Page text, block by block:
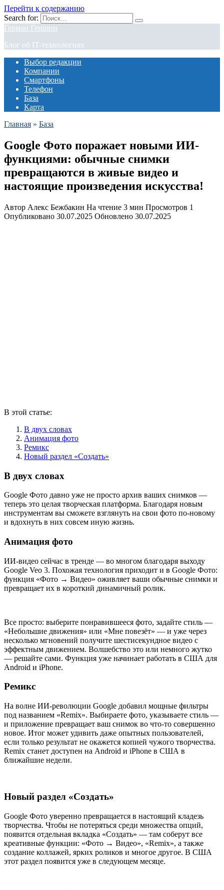
Перейти к содержанию
Search for:
Герман Геншин
Блог об IT-технологиях
Выбор редакции
Компании
Смартфоны
Телефон
База
Карта
Главная » База
Google Фото поражает новыми ИИ-
функциями: обычные снимки
превращаются в живые видео и
настоящие произведения искусства!
Автор Алекс Бежбакин На чтение 3 мин Просмотров 1
Опубликовано 30.07.2025 Обновлено 30.07.2025
В этой статье:
В двух словах
Анимация фото
Ремикс
Новый раздел «Создать»
В двух словах
Google Фото давно уже не просто архив ваших снимков —
теперь это целая творческая платформа. Благодаря новым
инструментам вы сможете взглянуть на свои фото по-новому
и вдохнуть в них совсем иную жизнь.
Анимация фото
ИИ-видео сейчас в тренде — во многом благодаря выходу
Google Veo 3. Похожая технология приходит и в Google Фото:
функция «Фото → Видео» оживляет ваши обычные снимки и
превращает их в короткий динамичный ролик.
Все просто: выберите понравившееся фото, задайте стиль —
«Небольшие движения» или «Мне повезёт» — и уже через
несколько мгновений получите шестисекундное видео с
эффектным движением. Волшебство это или немного жутко
— решайте сами. Функция уже начинает работать в США для
Android и iPhone.
Ремикс
На волне ИИ-революции Google добавил мощные фильтры
под названием «Remix». Выбираете фото, указываете стиль —
и приложение превращает ваш снимок во что-то совершенно
новое. Итог может удивить даже опытных пользователей,
если только результат не окажется копией чужого творчества.
Remix станет доступен на Android и iPhone в США в
ближайшие недели.
Новый раздел «Создать»
Google Фото уверенно превращается в настоящий кладезь
творчества. Чтобы не потеряться среди множества опций,
появится отдельная вкладка «Создать» — там соберут все
креативные функции: «Фото → Видео», «Remix», а также
создание коллажей, ярких роликов и многое другое. В США
этот раздел появится уже в следующем месяце.